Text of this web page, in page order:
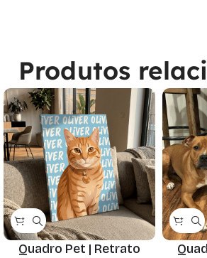
Produtos
Quadro Pet | Retrato